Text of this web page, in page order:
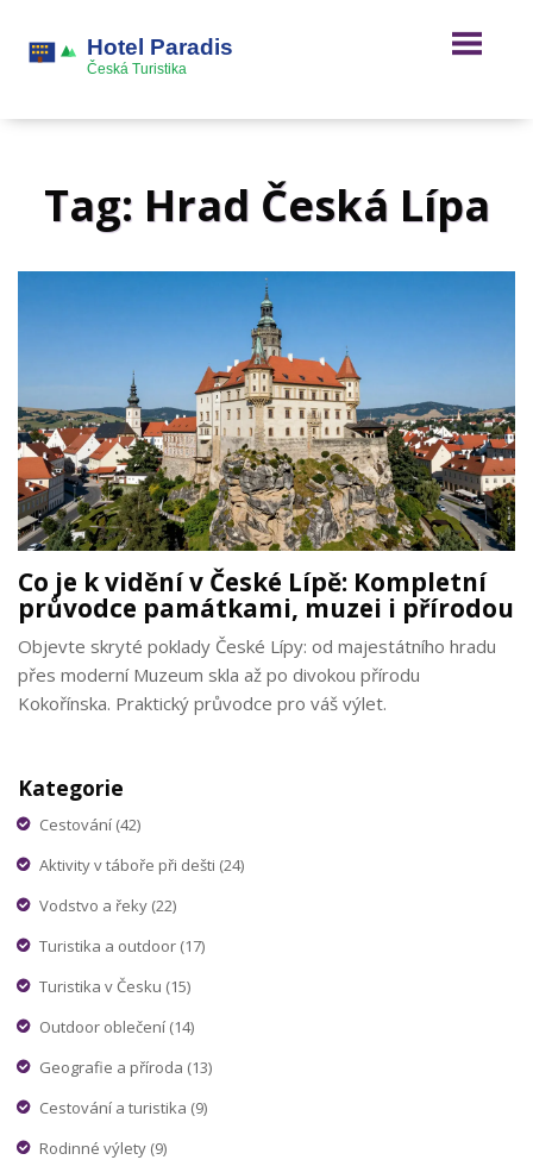
Tag: Hrad Česká Lípa
Co je k vidění v České Lípě: Kompletní
průvodce památkami, muzei i přírodou
Objevte skryté poklady České Lípy: od majestátního hradu
přes moderní Muzeum skla až po divokou přírodu
Kokořínska. Praktický průvodce pro váš výlet.
Kategorie
Cestování (42)
Aktivity v táboře při dešti (24)
Vodstvo a řeky (22)
Turistika a outdoor (17)
Turistika v Česku (15)
Outdoor oblečení (14)
Geografie a příroda (13)
Cestování a turistika (9)
Rodinné výlety (9)